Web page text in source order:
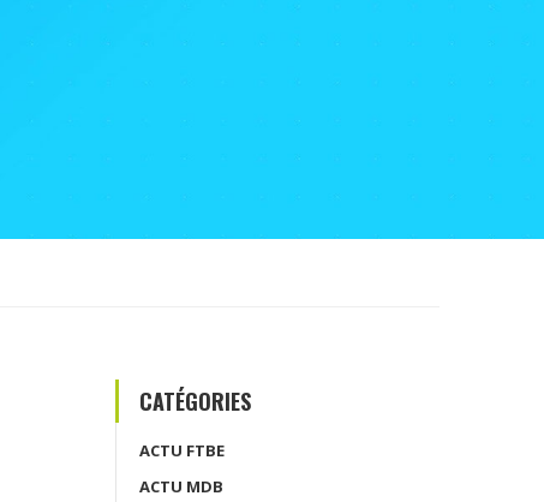
CATÉGORIES
ACTU FTBE
ACTU MDB